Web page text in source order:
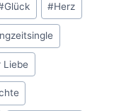
Glück #Herz
Liebe